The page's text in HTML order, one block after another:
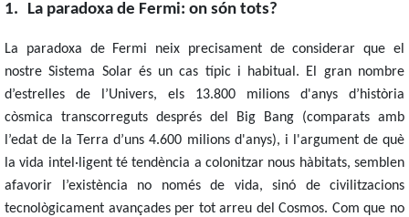
1. La paradoxa de Fermi: on són tots?
La paradoxa de Fermi neix precisament de considerar que el
nostre Sistema Solar és un cas típic i habitual. El gran nombre
d’estrelles de l’Univers, els 13.800 milions d'anys d’història
còsmica transcorreguts després del Big Bang (comparats amb
l’edat de la Terra d’uns 4.600 milions d'anys), i l'argument de què
la vida intel·ligent té tendència a colonitzar nous hàbitats, semblen
afavorir l’existència no només de vida, sinó de civilitzacions
tecnològicament avançades per tot arreu del Cosmos. Com que no